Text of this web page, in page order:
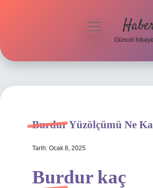
Hakkımızda
menüyü
Güncel
Burdur Yüzölçümü Ne
Tarih: Ocak 8, 2025
Burdur kaç